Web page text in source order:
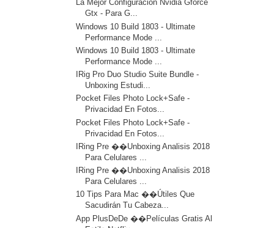
La Mejor Configuración Nvidia Gforce
Gtx - Para G...
Windows 10 Build 1803 - Ultimate
Performance Mode ...
Windows 10 Build 1803 - Ultimate
Performance Mode ...
IRig Pro Duo Studio Suite Bundle -
Unboxing Estudi...
Pocket Files Photo Lock+Safe -
Privacidad En Fotos...
Pocket Files Photo Lock+Safe -
Privacidad En Fotos...
IRing Pre ��Unboxing Analisis 2018
Para Celulares ...
IRing Pre ��Unboxing Analisis 2018
Para Celulares ...
10 Tips Para Mac ��Útiles Que
Sacudirán Tu Cabeza...
App PlusDeDe ��️Películas Gratis Al